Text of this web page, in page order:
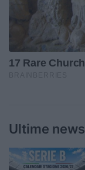
Ultime news